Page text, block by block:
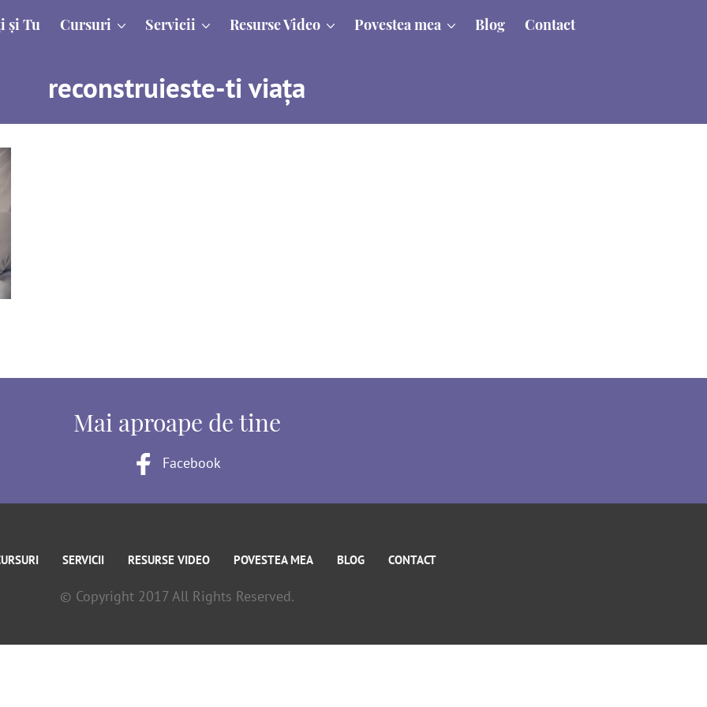
și Tu Cursuri Servicii Resurse Video Povestea mea Blog Contact
reconstruieste-ti viața
Mai aproape de tine
Facebook
SERVICII RESURSE VIDEO POVESTEA MEA BLOG CONTACT
© Copyright 2017 All Rights Reserved.